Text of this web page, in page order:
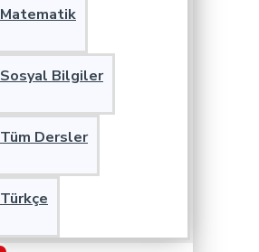
Matematik
Sosyal Bilgiler
Tüm Dersler
Türkçe